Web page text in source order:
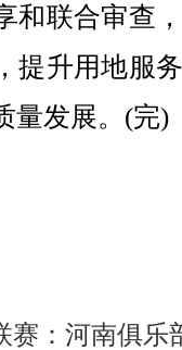
和联合审查
提升用地服
量发展。(完)
赛：河南俱乐